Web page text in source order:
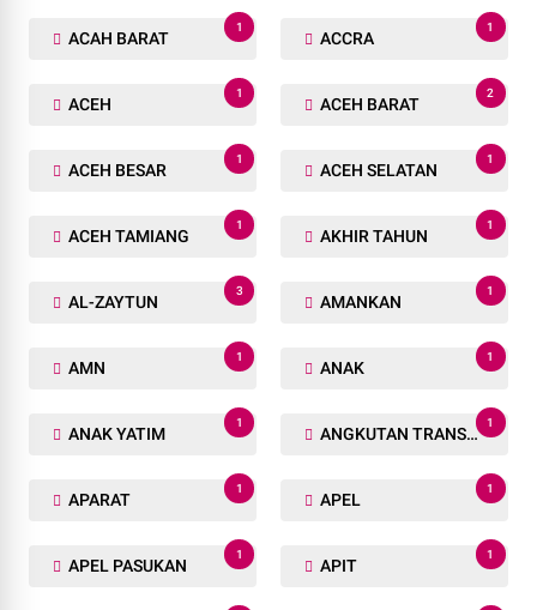
ACAH BARAT
1
ACCRA
1
ACEH
1
ACEH BARAT
2
ACEH BESAR
1
ACEH SELATAN
1
ACEH TAMIANG
1
AKHIR TAHUN
1
AL-ZAYTUN
3
AMANKAN
1
AMN
1
ANAK
1
ANAK YATIM
1
ANGKUTAN TRANSPORTASI
1
APARAT
1
APEL
1
APEL PASUKAN
1
APIT
1